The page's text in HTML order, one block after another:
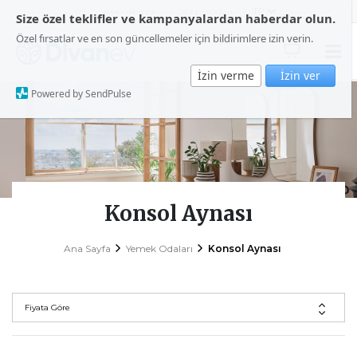
Size özel teklifler ve kampanyalardan haberdar olun.
Özel fırsatlar ve en son güncellemeler için bildirimlere izin verin.
İzin verme İzin ver
Powered by SendPulse
Konsol Aynası
Ana Sayfa Yemek Odaları Konsol Aynası